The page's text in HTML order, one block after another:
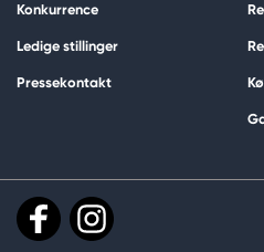
Konkurrence
Ledige stillinger
Pressekontakt